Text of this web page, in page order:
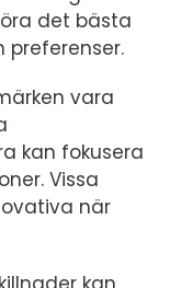
det bästa
preferenser.
vara
kan fokusera
Vissa
när